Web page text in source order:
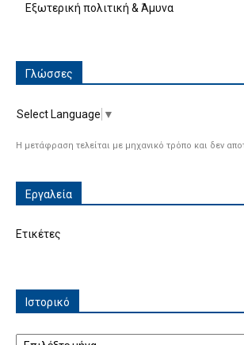
Εξωτερική πολιτική & Άμυνα
Γλώσσες
Select Language ▼
Η μετάφραση τελείται με μηχανικό τρόπο και δεν
Εργαλεία
Ετικέτες
Ιστορικό